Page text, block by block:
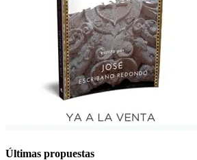
Últimas propuestas